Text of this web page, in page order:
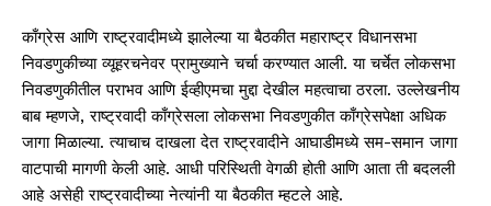
काँग्रेस आणि राष्ट्रवादीमध्ये झालेल्या या बैठकीत महाराष्ट्र विधानसभा
निवडणुकीच्या व्यूहरचनेवर प्रामुख्याने चर्चा करण्यात आली. या चर्चेत लोकसभा
निवडणुकीतील पराभव आणि ईव्हीएमचा मुद्दा देखील महत्वाचा ठरला. उल्लेखनीय
बाब म्हणजे, राष्ट्रवादी काँग्रेसला लोकसभा निवडणुकीत काँग्रेसपेक्षा अधिक
जागा मिळाल्या. त्याचाच दाखला देत राष्ट्रवादीने आघाडीमध्ये सम-समान जागा
वाटपाची मागणी केली आहे. आधी परिस्थिती वेगळी होती आणि आता ती बदलली
आहे असेही राष्ट्रवादीच्या नेत्यांनी या बैठकीत म्हटले आहे.